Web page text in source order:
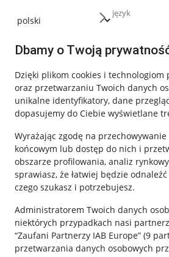
język
Dbamy o Twoją
Dzięki plikom cookies i technologiom
oraz przetwarzaniu Twoich danych
unikalne identyfikatory, dane
dopasujemy do Ciebie wyświetlane
Wyrażając zgodę na
końcowym lub dostęp do nich i
obszarze profilowania, analiz
sprawiasz, że łatwiej będzie
czego szukasz i potrzebujesz.
Administratorem Twoich danych
niektórych przypadkach nasi
“Zaufani Partnerzy IAB Europe” (9
przetwarzania danych osobowych
Przydatne informacje
Jak to działa
Napisz do nas